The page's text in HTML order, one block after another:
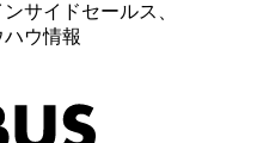
サイドセールス、
ウ情報